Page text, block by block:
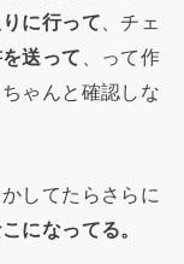
に行って 、チェ
送って 、って作
ゃんと確認しな
してたらさらに
になってる。